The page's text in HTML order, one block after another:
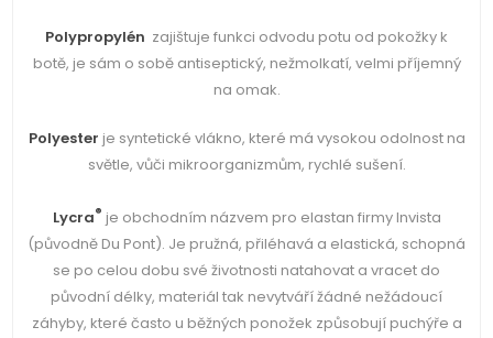
Polypropylén zajištuje funkci odvodu potu od pokožky k
botě, je sám o sobě antiseptický, nežmolkatí, velmi příjemný
na omak.
Polyester je syntetické vlákno, které má vysokou odolnost na
světle, vůči mikroorganizmům, rychlé sušení.
Lycra® je obchodním názvem pro elastan firmy Invista
(původně Du Pont). Je pružná, přiléhavá a elastická, schopná
se po celou dobu své životnosti natahovat a vracet do
původní délky, materiál tak nevytváří žádné nežádoucí
záhyby, které často u běžných ponožek způsobují puchýře a